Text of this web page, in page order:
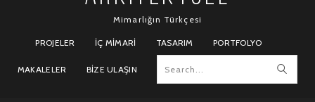
Mimarlığın Türkçesi
PROJELER İÇ MIMARI TASARIM PORTFOLYO
MAKALELER BIZE ULAŞIN